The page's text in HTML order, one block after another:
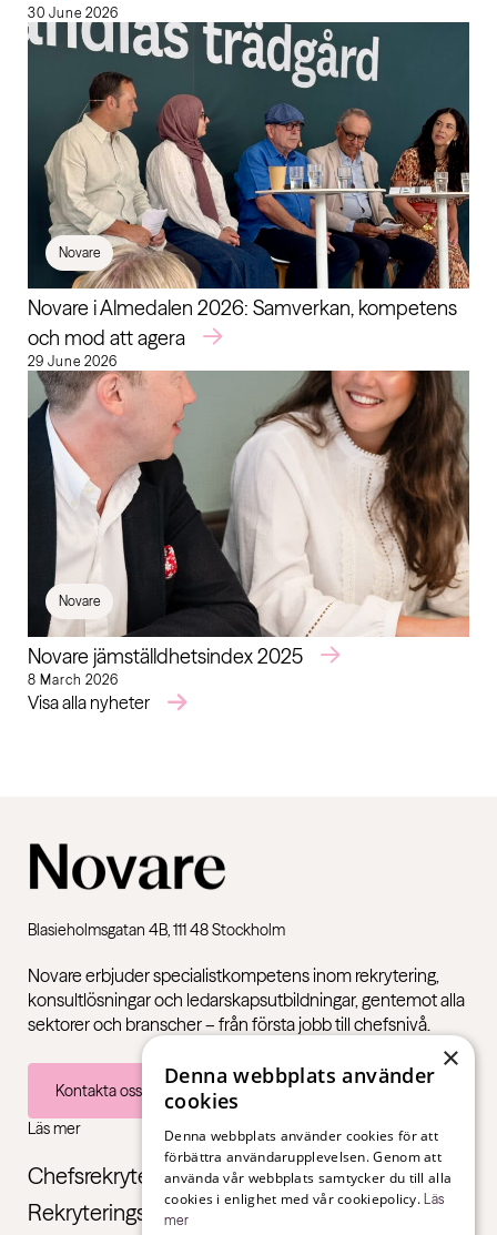
Visa alla nyheter
30 June 2026
Novare
Novare i Almedalen 2026: Samverkan, kompetens
och mod att agera
29 June 2026
Novare
Novare jämställdhetsindex 2025
8 March 2026
Blasieholmsgatan 4B, 111 48 Stockholm
Novare erbjuder specialistkompetens inom rekrytering,
konsultlösningar och ledarskapsutbildningar, gentemot alla
sektorer och branscher – från första jobb till chefsnivå.
Kontakta oss
Läs mer
Chefsrekrytering
Rekryteringstjänster
×
Denna webbplats använder
cookies
Denna webbplats använder cookies för att
förbättra användarupplevelsen. Genom att
använda vår webbplats samtycker du till alla
cookies i enlighet med vår cookiepolicy. Läs
mer